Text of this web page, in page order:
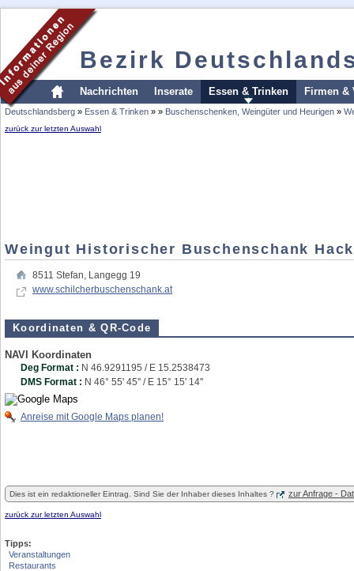
Bezirk
Nachrichten Inserate Essen & Trinken Firmen &
Deutschlandsberg » Essen & Trinken » » Buschenschenken, Weingüter und Heurigen »
zurück zur letzten Auswahl
Weingut Historischer Buschenschank
8511 Stefan, Langegg 19
www.schilcherbuschenschank.at
Koordinaten & QR-Code
NAVI Koordinaten
Deg Format : N 46.9291195 / E 15.2538473
DMS Format : N 46° 55' 45'' / E 15° 15' 14''
Anreise mit Google Maps planen!
Dies ist ein redaktioneller Eintrag. Sind Sie der Inhaber dieses Inhaltes ? zur Anfrage -
zurück zur letzten Auswahl
Tipps:
Veranstaltungen
Restaurants